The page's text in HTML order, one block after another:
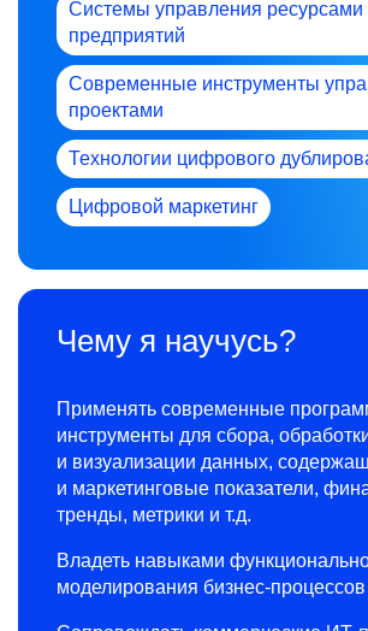
Системы управления ресурсами
предприятий
Современные инструменты
проектами
Технологии цифрового
Цифровой маркетинг
Чему я научусь?
Применять современные
инструменты для сбора,
и визуализации данных,
и маркетинговые показатели,
тренды, метрики и т.д.
Владеть навыками
моделирования бизнес-процессов